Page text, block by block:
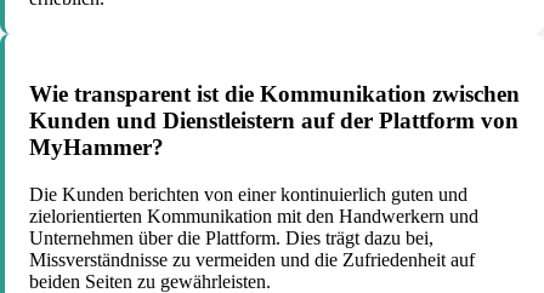
Wie transparent ist die Kommunikation zwischen
Kunden und Dienstleistern auf der Plattform von
MyHammer?
Die Kunden berichten von einer kontinuierlich guten und
zielorientierten Kommunikation mit den Handwerkern und
Unternehmen über die Plattform. Dies trägt dazu bei,
Missverständnisse zu vermeiden und die Zufriedenheit auf
beiden Seiten zu gewährleisten.